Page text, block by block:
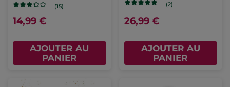
(15)
14,99 €
AJOUTER AU
PANIER
(2)
26,99 €
AJOUTER AU
PANIER